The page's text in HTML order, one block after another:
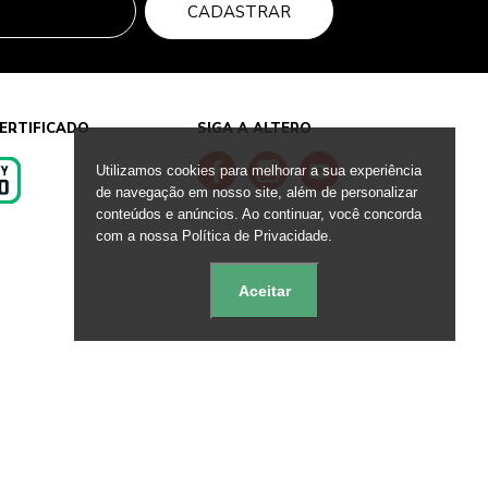
CADASTRAR
SIGA A ALTERO
Utilizamos cookies para melhorar a sua experiência
de navegação em nosso site, além de personalizar
conteúdos e anúncios. Ao continuar, você concorda
com a nossa Política de Privacidade.
Aceitar